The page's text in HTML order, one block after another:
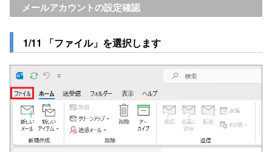
メールアカウントの設定確認
1/11 「ファイル」を選択します